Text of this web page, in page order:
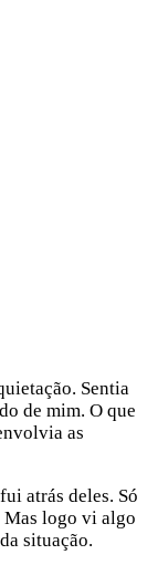
Sentia
de mim. O que
as
atrás deles. Só
Mas logo vi algo
situação.